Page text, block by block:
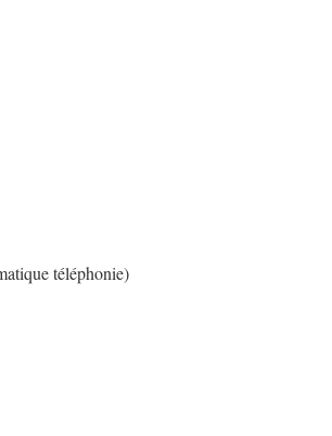
téléphonie)